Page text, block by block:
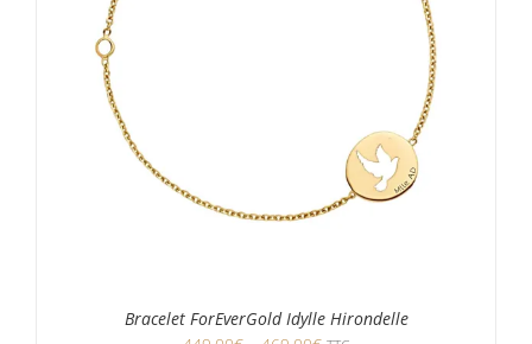
Bracelet ForEverGold Idylle Hirondelle